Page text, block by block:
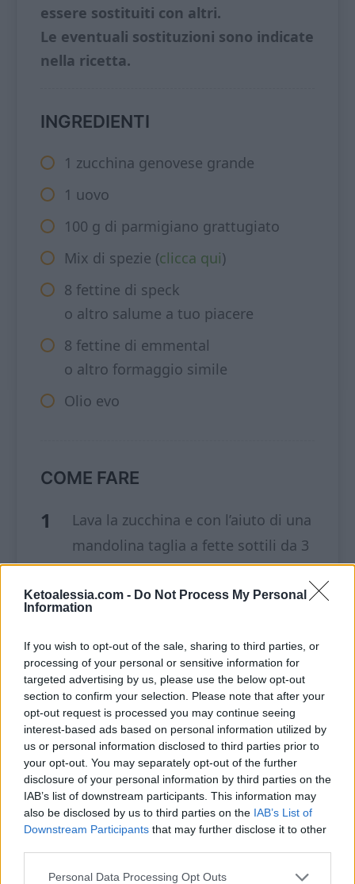
Ketoalessia.com - Do Not Process My Personal
Information
If you wish to opt-out of the sale, sharing to third parties, or
processing of your personal or sensitive information for
targeted advertising by us, please use the below opt-out
section to confirm your selection. Please note that after your
opt-out request is processed you may continue seeing
interest-based ads based on personal information utilized by
us or personal information disclosed to third parties prior to
your opt-out. You may separately opt-out of the further
disclosure of your personal information by third parties on the
IAB’s list of downstream participants. This information may
also be disclosed by us to third parties on the IAB’s List of
Downstream Participants that may further disclose it to other
Personal Data Processing Opt Outs
essere sostituiti con altri.
Le eventuali sostituzioni sono indicate
nella ricetta.
INGREDIENTI
1 zucchina genovese grande
1 uovo
100 g di parmigiano grattugiato
Mix di spezie (clicca qui)
8 fettine di speck
o altro salume a tuo piacere
8 fettine di emmental
o altro formaggio simile
Olio evo
COME FARE
Lava la zucchina e con l’aiuto di una
mandolina taglia a fette sottili da 3
mm, dal lato lungo.
In un piatto sbatti leggermente
In un altro piatto mescola il
parmigiano con le spezie.
Bagna le fette di zucchina prima
nell’uovo e poi ripassa nel
parmigiano speziato, da entrambi i
lati.
una di emmental, arrotola e stecca.